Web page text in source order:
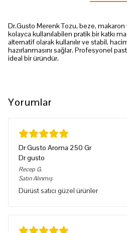
Dr.Gusto Merenk Tozu, beze, makaron
kolayca kullanılabilen pratik bir katkı
alternatif olarak kullanılır ve stabil,
hazırlanmasını sağlar. Profesyonel
ideal bir üründür.
Yorumlar
Dr Gusto Aroma 250 Gr
Dr gusto
Recep G.
Satın Alınmış
Dürüst satıcı güzel ürünler